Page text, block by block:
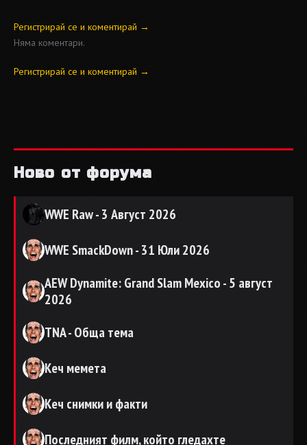
Регистрирай се и коментирай →
Няма коментари.
Регистрирай се и коментирай →
Ново от форума
WWE Raw - 3 Август 2026
WWE SmackDown - 31 Юли 2026
AEW Dynamite: Grand Slam Mexico - 5 август
2026
TNA - Обща тема
Кеч мемета
Кеч снимки и факти
Последният филм, който гледахте